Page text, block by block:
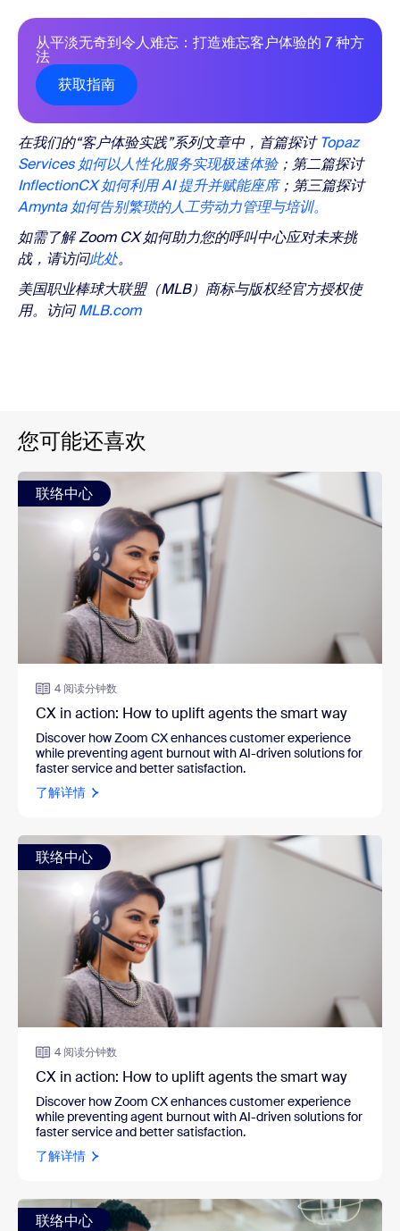
从平淡无奇到令人难忘：打造难忘客户体验的 7 种方
法
获取指南
在我们的“客户体验实践”系列文章中，首篇探讨Topaz
Services 如何以人性化服务实现极速体验；第二篇探讨
InflectionCX 如何利用 AI 提升并赋能座席；第三篇探讨
Amynta 如何告别繁琐的人工劳动力管理与培训。
如需了解 Zoom CX 如何助力您的呼叫中心应对未来挑
战，请访问此处。
美国职业棒球大联盟（MLB）商标与版权经官方授权使
用。访问MLB.com
您可能还喜欢
联络中心
4 阅读分钟数
CX in action: How to uplift agents the smart way
Discover how Zoom CX enhances customer experience
while preventing agent burnout with AI-driven solutions for
faster service and better satisfaction.
了解详情
联络中心
4 阅读分钟数
CX in action: How to uplift agents the smart way
Discover how Zoom CX enhances customer experience
while preventing agent burnout with AI-driven solutions for
faster service and better satisfaction.
了解详情
联络中心